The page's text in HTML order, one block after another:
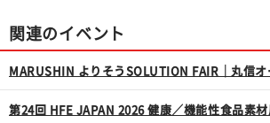
関連のイベント
MARUSHIN よりそうSOLUTION FAIR｜丸信オ
第24回 HFE JAPAN 2026 健康／機能性食品素